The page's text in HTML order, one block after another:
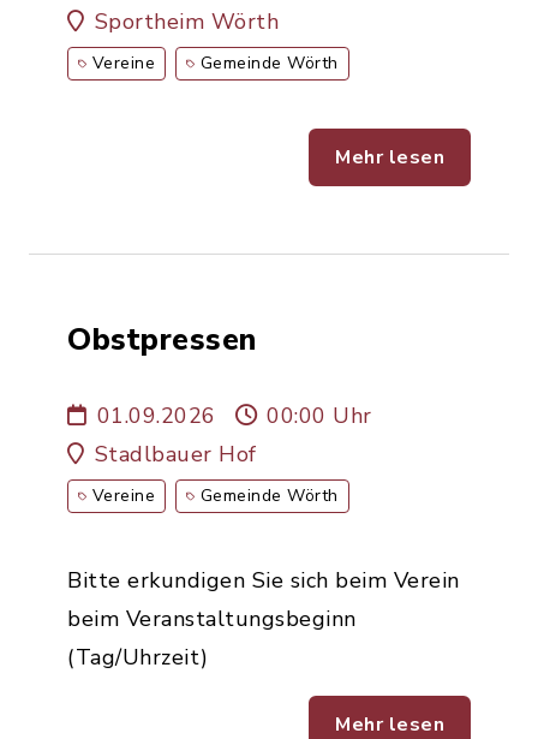
Sportheim Wörth
Vereine Gemeinde Wörth
Mehr lesen
Obstpressen
01.09.2026
00:00 Uhr
Stadlbauer Hof
Vereine Gemeinde Wörth
Bitte erkundigen Sie sich beim Verein
beim Veranstaltungsbeginn
(Tag/Uhrzeit)
Mehr lesen